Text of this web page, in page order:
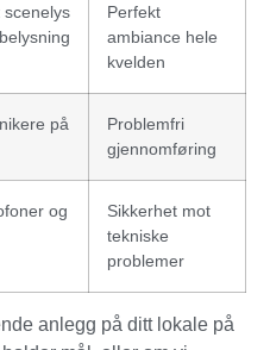
scenelys
Perfekt
ambiance hele
kvelden
på
Problemfri
gjennomføring
og
Sikkerhet mot
tekniske
problemer
anlegg på ditt lokale på